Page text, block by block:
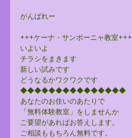
がんばれー
+++ケーナ・サンポーニャ教室+++
いよいよ
チラシをまきます
新しい試みです
どうなるかワクワクです
◆◆◆◆◆◆◆◆◆◆◆◆◆◆◆
あなたのお住いのあたりで
「無料体験教室」をしませんか
ご要望があればお答えします。
ご相談ももちろん無料です。